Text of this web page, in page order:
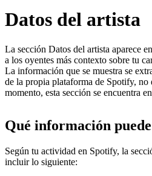
Datos del artista
La sección Datos del artista aparece
a los oyentes más contexto sobre tu
La información que se muestra se
de la propia plataforma de Spotify, no
momento, esta sección se encuentra
Qué información
Según tu actividad en Spotify, la
incluir lo siguiente: